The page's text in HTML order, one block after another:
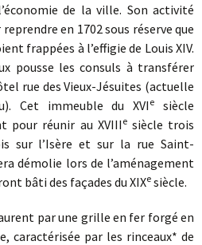
de la ville. Son activité
en 1702 sous réserve que
frappées à l’effigie de Louis XIV.
pousse les consuls à transférer
rue des Vieux-Jésuites (actuelle
Cet immeuble du XVI e
siècle
pour réunir au XVIII esiècle trois
sur l’Isère et sur la rue Saint-
démolie lors de l’aménagement
bâti des façades du XIXe siècle.
par une grille en fer forgé en
caractérisée par les rinceaux* de